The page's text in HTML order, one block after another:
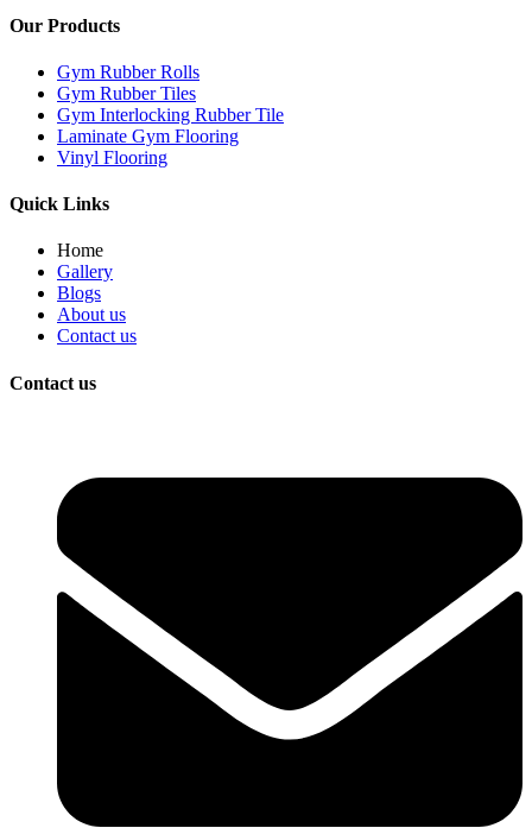
Our Products
Gym Rubber Rolls
Gym Rubber Tiles
Gym Interlocking Rubber Tile
Laminate Gym Flooring
Vinyl Flooring
Quick Links
Home
Gallery
Blogs
About us
Contact us
Contact us